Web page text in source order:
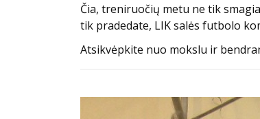
Čia, treniruočių metu ne tik
tik pradedate, LIK salės futbolo
Atsikvėpkite nuo mokslu ir